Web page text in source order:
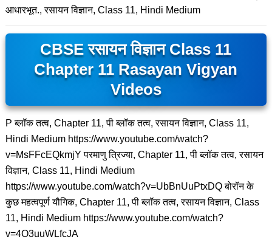
आधारभूत., रसायन विज्ञान, Class 11, Hindi Medium
CBSE रसायन विज्ञान Class 11
Chapter 11 Rasayan Vigyan
Videos
P ब्लॉक तत्व, Chapter 11, पी ब्लॉक तत्व, रसायन विज्ञान, Class 11,
Hindi Medium https://www.youtube.com/watch?
v=MsFFcEQkmjY परमाणु त्रिज्या, Chapter 11, पी ब्लॉक तत्व, रसायन
विज्ञान, Class 11, Hindi Medium
https://www.youtube.com/watch?v=UbBnUuPtxDQ बोरॉन के
कुछ महत्वपूर्ण यौगिक, Chapter 11, पी ब्लॉक तत्व, रसायन विज्ञान, Class
11, Hindi Medium https://www.youtube.com/watch?
v=4O3uuWLfcJA